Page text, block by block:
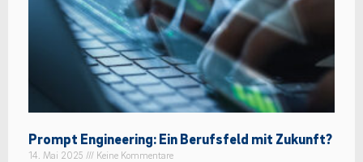
Prompt Engineering: Ein Berufsfeld mit Zukunft?
14. Mai 2025 Keine Kommentare